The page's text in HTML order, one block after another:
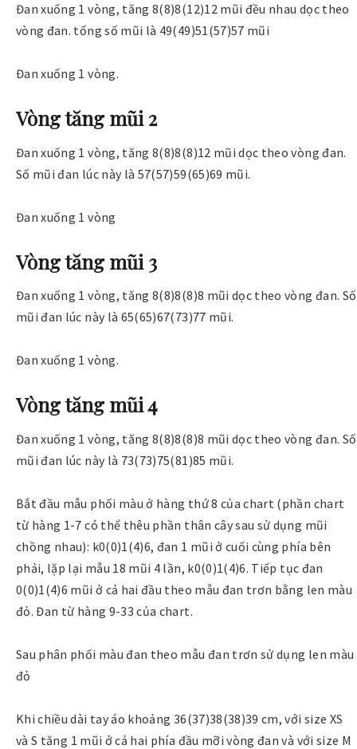
Đan xuống 1 vòng, tăng 8(8)8(12)12 mũi đều nhau dọc theo
vòng đan. tổng số mũi là 49(49)51(57)57 mũi
Đan xuống 1 vòng.
Vòng tăng mũi 2
Đan xuống 1 vòng, tăng 8(8)8(8)12 mũi dọc theo vòng đan.
Số mũi đan lúc này là 57(57)59(65)69 mũi.
Đan xuống 1 vòng
Vòng tăng mũi 3
Đan xuống 1 vòng, tăng 8(8)8(8)8 mũi dọc theo vòng đan. Số
mũi đan lúc này là 65(65)67(73)77 mũi.
Đan xuống 1 vòng.
Vòng tăng mũi 4
Đan xuống 1 vòng, tăng 8(8)8(8)8 mũi dọc theo vòng đan. Số
mũi đan lúc này là 73(73)75(81)85 mũi.
Bắt đầu mẫu phối màu ở hàng thứ 8 của chart (phần chart
từ hàng 1-7 có thể thêu phần thân cây sau sử dụng mũi
chồng nhau): k0(0)1(4)6, đan 1 mũi ở cuối cùng phía bên
phải, lặp lại mẫu 18 mũi 4 lần, k0(0)1(4)6. Tiếp tục đan
0(0)1(4)6 mũi ở cả hai đầu theo mẫu đan trơn bằng len màu
đỏ. Đan từ hàng 9-33 của chart.
Sau phân phối màu đan theo mẫu đan trơn sử dụng len màu
đỏ
Khi chiều dài tay áo khoảng 36(37)38(38)39 cm, với size XS
và S tăng 1 mũi ở cả hai phía đầu mỡi vòng đan và với size M